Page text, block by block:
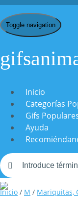
Toggle navigation
Inicio
Categorías
Gifs
Ayuda
Inicio / M / Mariquitas,